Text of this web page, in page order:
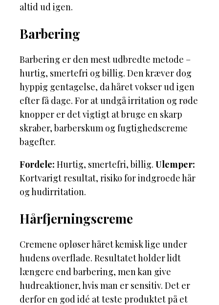
altid ud igen.
Barbering
Barbering er den mest udbredte metode –
hurtig, smertefri og billig. Den kræver dog
hyppig gentagelse, da håret vokser ud igen
efter få dage. For at undgå irritation og røde
knopper er det vigtigt at bruge en skarp
skraber, barberskum og fugtighedscreme
bagefter.
Fordele: Hurtig, smertefri, billig. Ulemper:
Kortvarigt resultat, risiko for indgroede hår
og hudirritation.
Hårfjerningscreme
Cremene opløser håret kemisk lige under
hudens overflade. Resultatet holder lidt
længere end barbering, men kan give
hudreaktioner, hvis man er sensitiv. Det er
derfor en god idé at teste produktet på et